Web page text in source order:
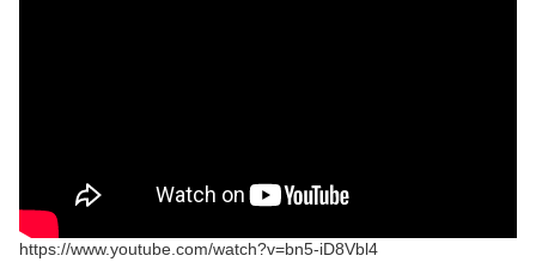
https://www.youtube.com/watch?v=bn5-iD8Vbl4